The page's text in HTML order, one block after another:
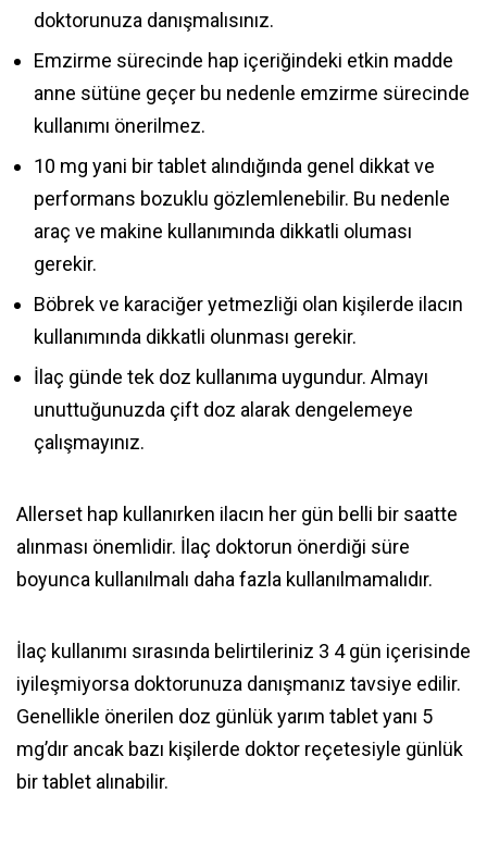
doktorunuza danışmalısınız.
Emzirme sürecinde hap içeriğindeki etkin madde
anne sütüne geçer bu nedenle emzirme sürecinde
kullanımı önerilmez.
10 mg yani bir tablet alındığında genel dikkat ve
performans bozuklu gözlemlenebilir. Bu nedenle
araç ve makine kullanımında dikkatli oluması
gerekir.
Böbrek ve karaciğer yetmezliği olan kişilerde ilacın
kullanımında dikkatli olunması gerekir.
İlaç günde tek doz kullanıma uygundur. Almayı
unuttuğunuzda çift doz alarak dengelemeye
çalışmayınız.
Allerset hap kullanırken ilacın her gün belli bir saatte
alınması önemlidir. İlaç doktorun önerdiği süre
boyunca kullanılmalı daha fazla kullanılmamalıdır.
İlaç kullanımı sırasında belirtileriniz 3 4 gün içerisinde
iyileşmiyorsa doktorunuza danışmanız tavsiye edilir.
Genellikle önerilen doz günlük yarım tablet yanı 5
mg’dır ancak bazı kişilerde doktor reçetesiyle günlük
bir tablet alınabilir.